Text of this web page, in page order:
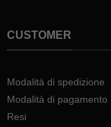
CUSTOMER
Modalità di spedizione
Modalità di pagamento
Resi